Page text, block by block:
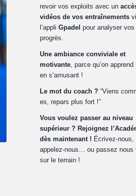
revoir vos exploits avec un
vidéos de vos entraînements
l’appliGpadelpour analyser vos
progrès.
Une ambiance conviviale et
motivante, parce qu’on
en s’amusant !
Le mot du coach ?“Viens
es, repars plus fort !”
Vous voulez passer au niveau
supérieur ? Rejoignez
dès maintenant ! Écrivez-nous,
appelez-nous… ou passez nous
sur le terrain !